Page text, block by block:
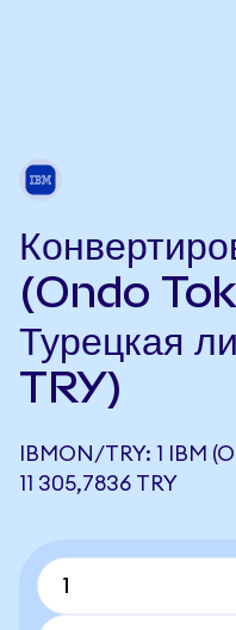
(Ondo
Турецкая
TRY)
IBMON/TRY: 1 IBM
11 305,7836 TRY